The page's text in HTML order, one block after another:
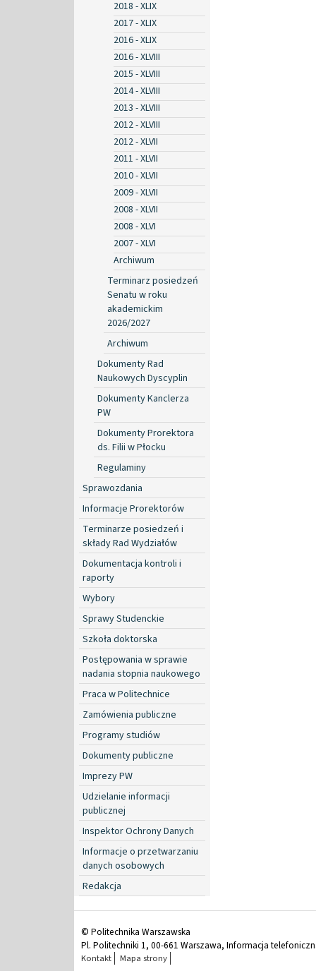
2018 - XLIX
2017 - XLIX
2016 - XLIX
2016 - XLVIII
2015 - XLVIII
2014 - XLVIII
2013 - XLVIII
2012 - XLVIII
2012 - XLVII
2011 - XLVII
2010 - XLVII
2009 - XLVII
2008 - XLVII
2008 - XLVI
2007 - XLVI
Archiwum
Terminarz posiedzeń
Senatu w roku
akademickim
2026/2027
Archiwum
Dokumenty Rad
Naukowych Dyscyplin
Dokumenty Kanclerza
PW
Dokumenty Prorektora
ds. Filii w Płocku
Regulaminy
Sprawozdania
Informacje Prorektorów
Terminarze posiedzeń i
składy Rad Wydziałów
Dokumentacja kontroli i
raporty
Wybory
Sprawy Studenckie
Szkoła doktorska
Postępowania w sprawie
nadania stopnia naukowego
Praca w Politechnice
Zamówienia publiczne
Programy studiów
Dokumenty publiczne
Imprezy PW
Udzielanie informacji
publicznej
Inspektor Ochrony Danych
Informacje o przetwarzaniu
danych osobowych
Redakcja
© Politechnika Warszawska
Pl. Politechniki 1, 00-661 Warszawa, Informacja
Kontakt Mapa strony